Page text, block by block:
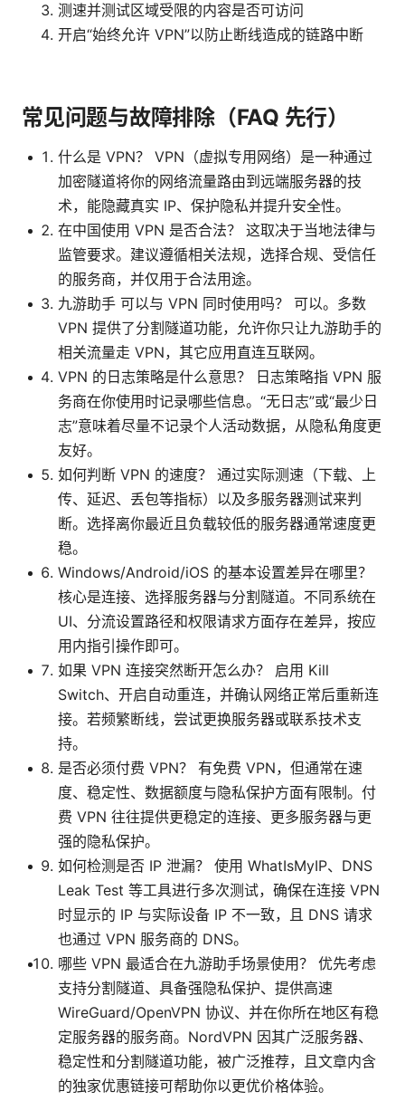
测速并测试区域受限的内容是否可访问
开启“始终允许 VPN”以防止断线造成的链路中断
常见问题与故障排除（FAQ 先行）
什么是 VPN？ VPN（虚拟专用网络）是一种通过
加密隧道将你的网络流量路由到远端服务器的技
术，能隐藏真实 IP、保护隐私并提升安全性。
在中国使用 VPN 是否合法？ 这取决于当地法律与
监管要求。建议遵循相关法规，选择合规、受信任
的服务商，并仅用于合法用途。
九游助手 可以与 VPN 同时使用吗？ 可以。多数
VPN 提供了分割隧道功能，允许你只让九游助手的
相关流量走 VPN，其它应用直连互联网。
VPN 的日志策略是什么意思？ 日志策略指 VPN 服
务商在你使用时记录哪些信息。“无日志”或“最少日
志”意味着尽量不记录个人活动数据，从隐私角度更
友好。
如何判断 VPN 的速度？ 通过实际测速（下载、上
传、延迟、丢包等指标）以及多服务器测试来判
断。选择离你最近且负载较低的服务器通常速度更
稳。
Windows/Android/iOS 的基本设置差异在哪里？
核心是连接、选择服务器与分割隧道。不同系统在
UI、分流设置路径和权限请求方面存在差异，按应
用内指引操作即可。
如果 VPN 连接突然断开怎么办？ 启用 Kill
Switch、开启自动重连，并确认网络正常后重新连
接。若频繁断线，尝试更换服务器或联系技术支
持。
是否必须付费 VPN？ 有免费 VPN，但通常在速
度、稳定性、数据额度与隐私保护方面有限制。付
费 VPN 往往提供更稳定的连接、更多服务器与更
强的隐私保护。
如何检测是否 IP 泄漏？ 使用 WhatIsMyIP、DNS
Leak Test 等工具进行多次测试，确保在连接 VPN
时显示的 IP 与实际设备 IP 不一致，且 DNS 请求
也通过 VPN 服务商的 DNS。
哪些 VPN 最适合在九游助手场景使用？ 优先考虑
支持分割隧道、具备强隐私保护、提供高速
WireGuard/OpenVPN 协议、并在你所在地区有稳
定服务器的服务商。NordVPN 因其广泛服务器、
稳定性和分割隧道功能，被广泛推荐，且文章内含
的独家优惠链接可帮助你以更优价格体验。